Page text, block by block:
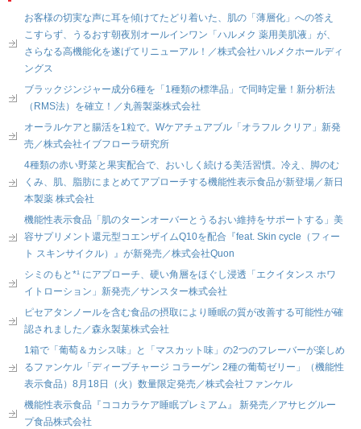
お客様の切実な声に耳を傾けてたどり着いた、肌の「薄層化」への答え
こすらず、うるおす朝夜別オールインワン「ハルメク 薬用美肌液」が、
さらなる高機能化を遂げてリニューアル！／株式会社ハルメクホールディ
ングス
ブラックジンジャー成分6種を「1種類の標準品」で同時定量！新分析法
（RMS法）を確立！／丸善製薬株式会社
オーラルケアと腸活を1粒で。Wケアチュアブル「オラフル クリア」新発
売／株式会社イブフローラ研究所
4種類の赤い野菜と果実配合で、おいしく続ける美活習慣。冷え、脚のむ
くみ、肌、脂肪にまとめてアプローチする機能性表示食品が新登場／新日
本製薬 株式会社
機能性表示食品「肌のターンオーバーとうるおい維持をサポートする」美
容サプリメント還元型コエンザイムQ10を配合『feat. Skin cycle（フィー
ト スキンサイクル）』が新発売／株式会社Quon
シミのもと*¹ にアプローチ、硬い角層をほぐし浸透「エクイタンス ホワ
イトローション」新発売／サンスター株式会社
ピセアタンノールを含む食品の摂取により睡眠の質が改善する可能性が確
認されました／森永製菓株式会社
1箱で「葡萄＆カシス味」と「マスカット味」の2つのフレーバーが楽しめ
るファンケル「ディープチャージ コラーゲン 2種の葡萄ゼリー」（機能性
表示食品）8月18日（火）数量限定発売／株式会社ファンケル
機能性表示食品『ココカラケア睡眠プレミアム』 新発売／アサヒグルー
プ食品株式会社